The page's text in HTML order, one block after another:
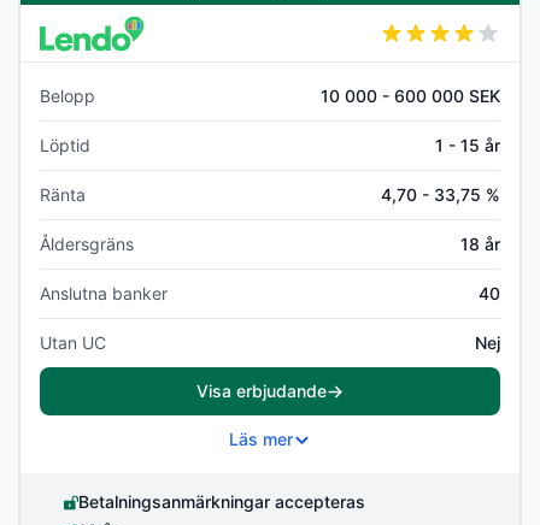
Belopp 10 000 - 600 000 SEK
Löptid 1 - 15 år
Ränta 4,70 - 33,75 %
Åldersgräns 18 år
Anslutna banker 40
Utan UC Nej
Visa erbjudande
Läs mer
Betalningsanmärkningar accepteras